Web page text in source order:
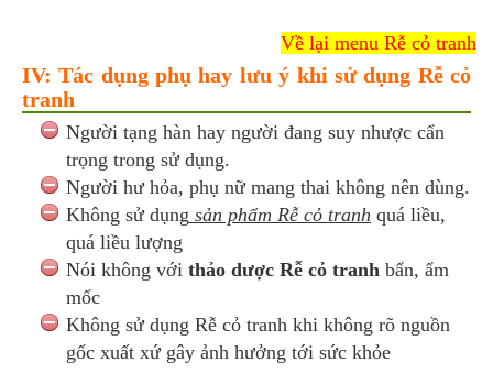
Về lại menu Rễ cỏ tranh
IV: Tác dụng phụ hay lưu ý khi sử dụng Rễ cỏ
tranh
Người tạng hàn hay người đang suy nhược cẩn
trọng trong sử dụng.
Người hư hỏa, phụ nữ mang thai không nên dùng.
Không sử dụng sản phẩm Rễ cỏ tranh quá liều,
quá liều lượng
Nói không với thảo dược Rễ cỏ tranh bẩn, ẩm
mốc
Không sử dụng Rễ cỏ tranh khi không rõ nguồn
gốc xuất xứ gây ảnh hưởng tới sức khỏe